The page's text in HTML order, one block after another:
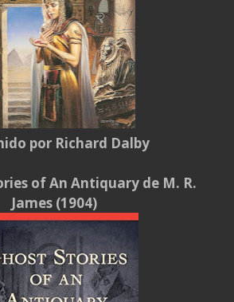
por Richard Dalby
of An Antiquary de M. R.
James (1904)